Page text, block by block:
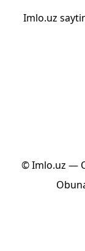
Imlo.uz
© Imlo.uz —